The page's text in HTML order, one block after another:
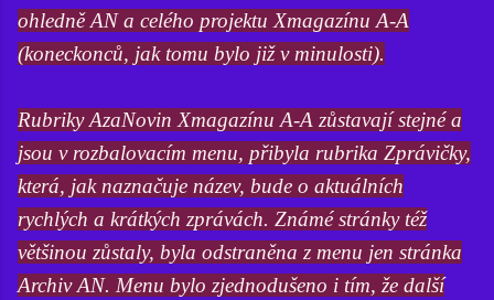
ohledně AN a celého projektu Xmagazínu A-A
(koneckonců, jak tomu bylo již v minulosti).
Rubriky AzaNovin Xmagazínu A-A zůstavají stejné a
jsou v rozbalovacím menu, přibyla rubrika Zprávičky,
která, jak naznačuje název, bude o aktuálních
rychlých a krátkých zprávách. Známé stránky též
většinou zůstaly, byla odstraněna z menu jen stránka
Archiv AN. Menu bylo zjednodušeno i tím, že další